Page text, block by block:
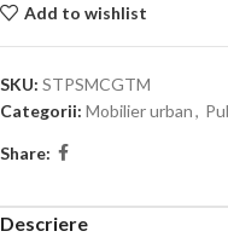
Add to wishlist
SKU: STPSMCGTM
Categorii: Mobilier urban,
Share:
Descriere